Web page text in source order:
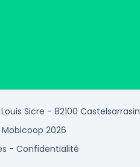
Sicre - 82100 Castelsarrasin
2026
- Confidentialité